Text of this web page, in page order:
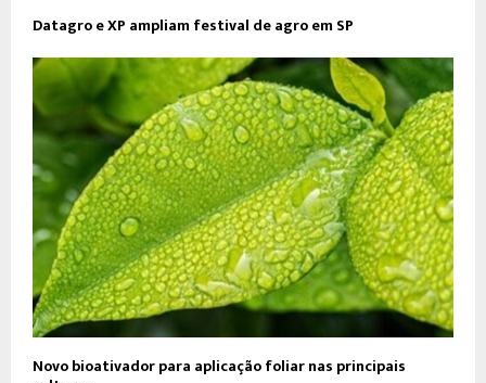
Datagro e XP ampliam festival de agro em SP
Novo bioativador para aplicação foliar nas principais